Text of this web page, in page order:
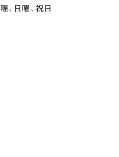
、日曜、祝日